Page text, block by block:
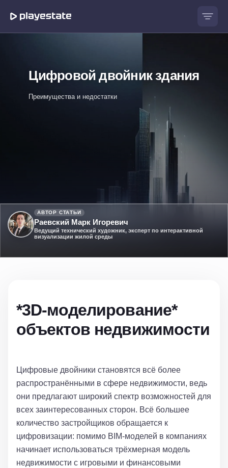
Цифровой двойник здания
Преимущества и недостатки
АВТОР СТАТЬИ
Раевский Марк Игоревич
Ведущий технический художник, эксперт по интерактивной
визуализации жилой среды
*3D-моделирование*
объектов недвижимости
Цифровые двойники становятся всё более
распространёнными в сфере недвижимости, ведь
они предлагают широкий спектр возможностей для
всех заинтересованных сторон. Всё большее
количество застройщиков обращается к
цифровизации: помимо BIM-моделей в компаниях
начинает использоваться трёхмерная модель
недвижимости с игровыми и финансовыми